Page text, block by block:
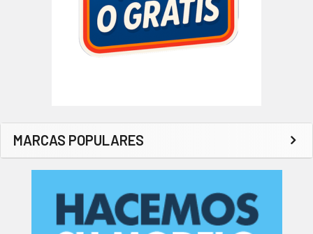
MARCAS POPULARES